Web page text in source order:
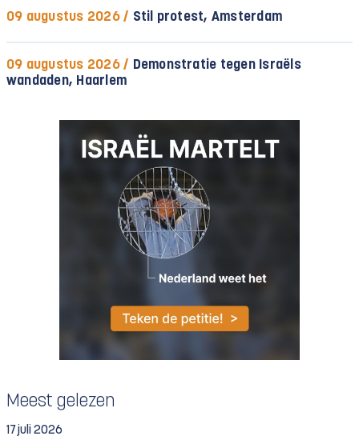
09 augustus 2026 / Stil protest, Amsterdam
09 augustus 2026 / Demonstratie tegen Israëls
wandaden, Haarlem
Meest gelezen
17 juli 2026